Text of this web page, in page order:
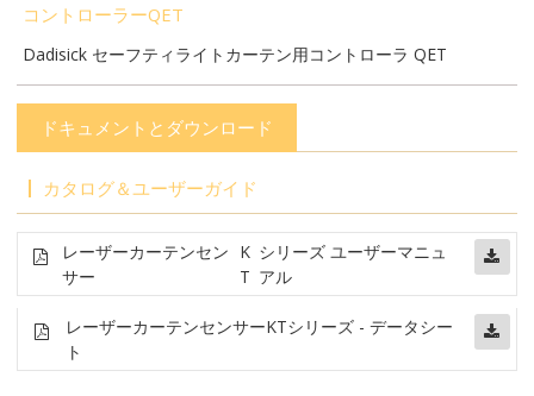
コントローラーQET
Dadisick セーフティライトカーテン用コントローラ QET
ドキュメントとダウンロード
カタログ＆ユーザーガイド
レーザーカーテンセン
サー
K
T
シリーズ ユーザーマニュ
アル
レーザーカーテンセンサーKTシリーズ - データシー
ト